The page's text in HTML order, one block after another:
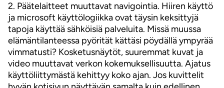
2. Päätelaitteet muuttavat navigointia. Hiiren käyttö
ja microsoft käyttölogiikka ovat täysin keksittyjä
tapoja käyttää sähköisiä palveluita. Missä muussa
elämäntilanteessa pyörität kättäsi pöydällä ympyrää
vimmatusti? Kosketusnäytöt, suuremmat kuvat ja
video muuttavat verkon kokemuksellisuutta. Ajatus
käyttöliittymästä kehittyy koko ajan. Jos kuvittelit